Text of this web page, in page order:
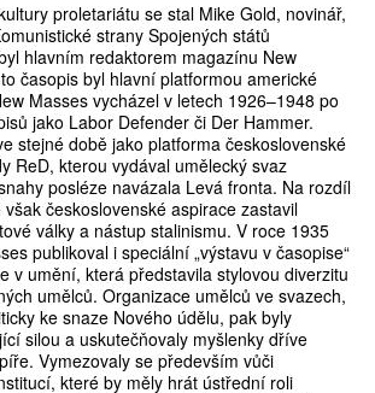
proletariátu se stal Mike Gold, novinář,
strany Spojených států
hlavním redaktorem magazínu New
časopis byl hlavní platformou americké
Masses vycházel v letech 1926–1948 po
jako Labor Defender či Der Hammer.
stejné době jako platforma československé
ReD, kterou vydával umělecký svaz
posléze navázala Levá fronta. Na rozdíl
československé aspirace zastavil
války a nástup stalinismu. V roce 1935
publikoval i speciální „výstavu v časopise“
v umění, která představila stylovou diverzitu
umělců. Organizace umělců ve svazech,
ke snaze Nového údělu, pak byly
silou a uskutečňovaly myšlenky dříve
Vymezovaly se především vůči
které by měly hrát ústřední roli